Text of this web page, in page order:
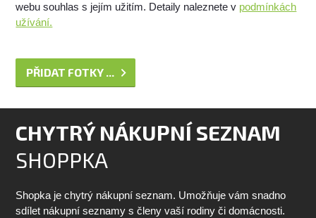
webu souhlas s jejím užitím. Detaily naleznete v podmínkách
užívání.
PŘIDAT FOTKY ...
CHYTRÝ NÁKUPNÍ SEZNAM
SHOPPKA
Shopka je chytrý nákupní seznam. Umožňuje vám snadno
sdílet nákupní seznamy s členy vaší rodiny či domácnosti.